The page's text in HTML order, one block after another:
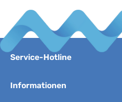
Service-Hotline
Informationen